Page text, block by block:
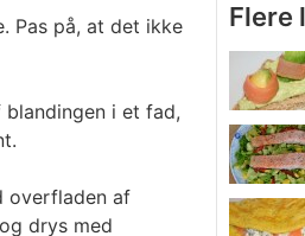
Pas på, at det ikke
i et fad,
overfladen af
drys med
Flere